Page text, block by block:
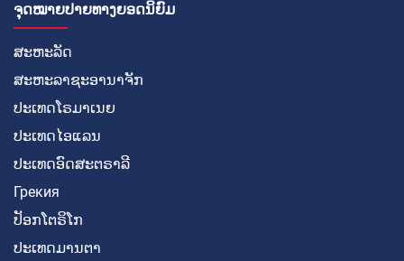
ຈຸດໝາຍປາຍທາງຍອດນິຍົມ
ສະຫະລັດ
ສະຫະລາຊະອານາຈັກ
ປະເທດໂຣມາເນຍ
ປະເທດໄອແລນ
ປະເທດອົດສະຕຣາລີ
Грекия
ປັອກໂຕຣິໂກ
ປະເທດມານຕາ